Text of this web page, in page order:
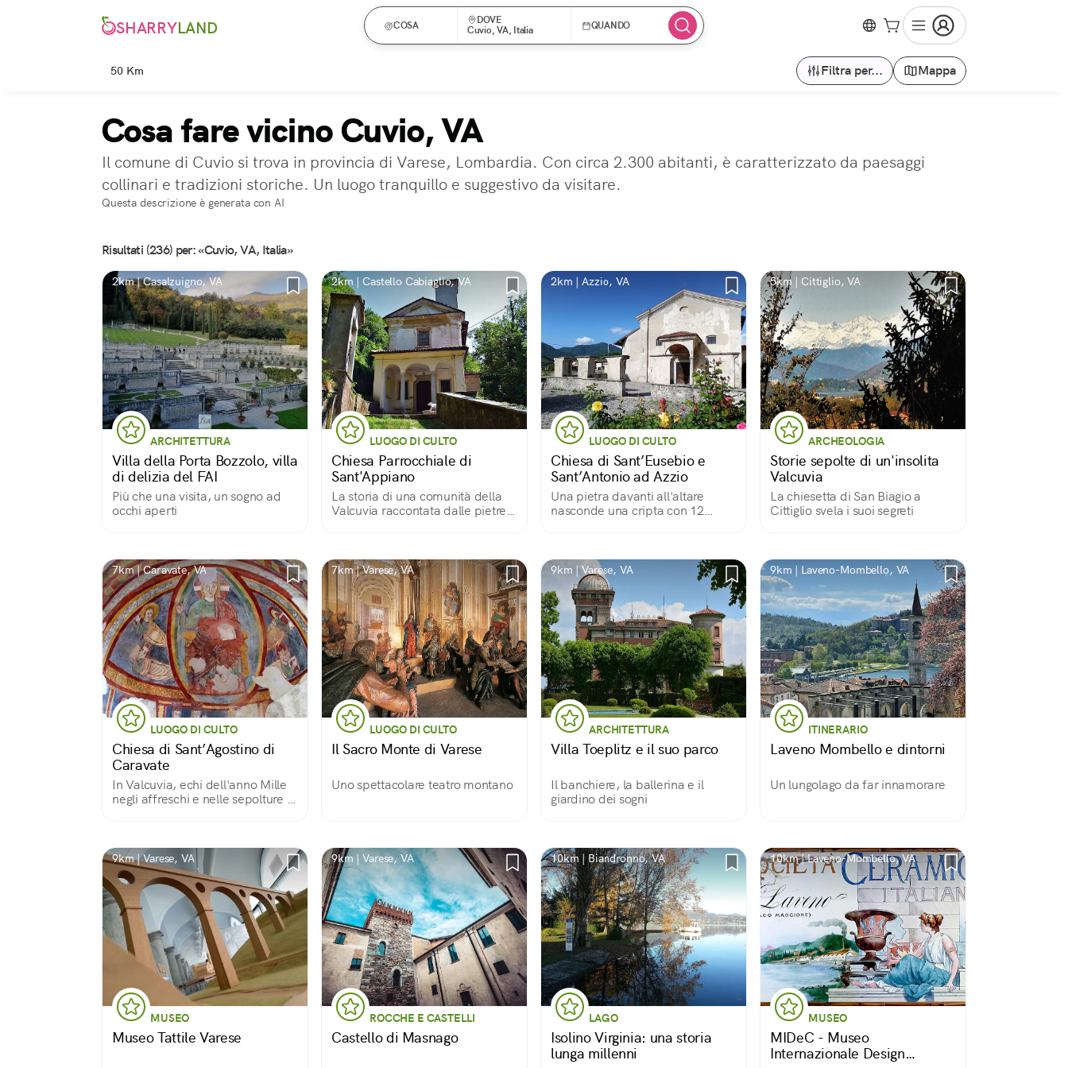
SHARRYLAND COSA
DOVE
Cuvio, VA, Italia
QUANDO
50 Km Filtra per... Mappa
Cosa fare vicino Cuvio, VA
Il comune di Cuvio si trova in provincia di Varese, Lombardia. Con circa 2.300 abitanti, è caratterizzato da paesaggi
collinari e tradizioni storiche. Un luogo tranquillo e suggestivo da visitare.
Questa descrizione è generata con AI
Risultati (236) per: «Cuvio, VA, Italia»
2km | Casalzuigno, VA
ARCHITETTURA
Villa della Porta Bozzolo, villa
di delizia del FAI
Più che una visita, un sogno ad
occhi aperti
2km | Castello Cabiaglio, VA
LUOGO DI CULTO
Chiesa Parrocchiale di
Sant'Appiano
La storia di una comunità della
Valcuvia raccontata dalle pietre e
2km | Azzio, VA
LUOGO DI CULTO
Chiesa di Sant’Eusebio e
Sant’Antonio ad Azzio
Una pietra davanti all'altare
nasconde una cripta con 12
5km | Cittiglio, VA
ARCHEOLOGIA
Storie sepolte di un'insolita
Valcuvia
La chiesetta di San Biagio a
Cittiglio svela i suoi segreti
7km | Caravate, VA
LUOGO DI CULTO
Chiesa di Sant’Agostino di
Caravate
In Valcuvia, echi dell'anno Mille
negli affreschi e nelle sepolture di
7km | Varese, VA
LUOGO DI CULTO
Il Sacro Monte di Varese
Uno spettacolare teatro montano
9km | Varese, VA
ARCHITETTURA
Villa Toeplitz e il suo parco
Il banchiere, la ballerina e il
giardino dei sogni
9km | Laveno-Mombello, VA
ITINERARIO
Laveno Mombello e dintorni
Un lungolago da far innamorare
9km | Varese, VA
MUSEO
Museo Tattile Varese
9km | Varese, VA
ROCCHE E CASTELLI
Castello di Masnago
10km | Biandronno, VA
LAGO
Isolino Virginia: una storia
lunga millenni
10km | Laveno-Mombello, VA
MUSEO
MIDeC - Museo
Internazionale Design